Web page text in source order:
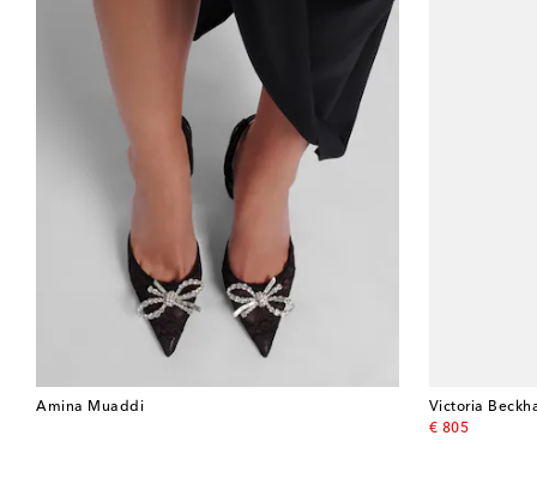
Amina Muaddi
Victoria
€ 805
original price